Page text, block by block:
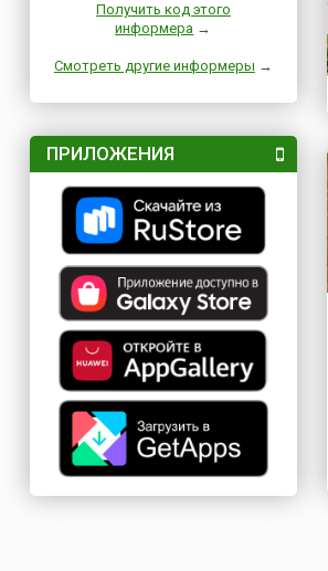
Получить код этого
информера →
Смотреть другие информеры →
ПРИЛОЖЕНИЯ